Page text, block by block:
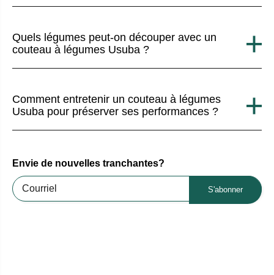
Quels légumes peut-on découper avec un
couteau à légumes Usuba ?
Comment entretenir un couteau à légumes
Usuba pour préserver ses performances ?
Envie de nouvelles tranchantes?
S'abonner